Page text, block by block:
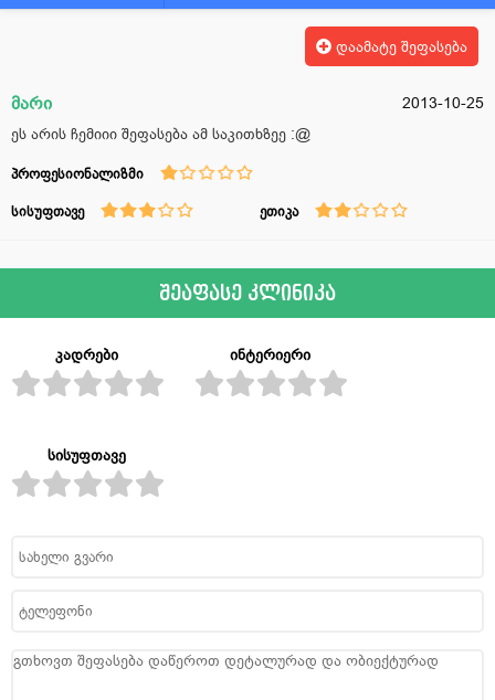
დაამატე შეფასება
მარი
2013-10-25
ეს არის ჩემიიი შეფასება ამ საკითხზეე :@
პროფესიონალიზმი
სისუფთავე ეთიკა
შეაფასე კლინიკა
კადრები ინტერიერი
სისუფთავე